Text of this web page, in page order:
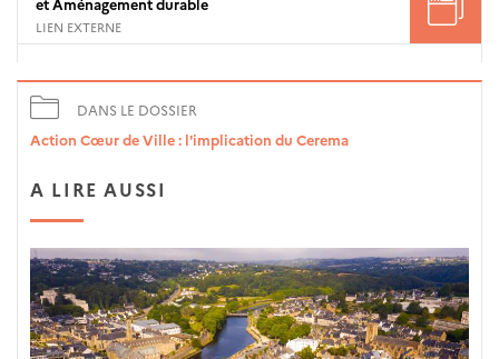
et Aménagement durable
LIEN EXTERNE
DANS LE DOSSIER
Action Cœur de Ville : l'implication du Cerema
A LIRE AUSSI